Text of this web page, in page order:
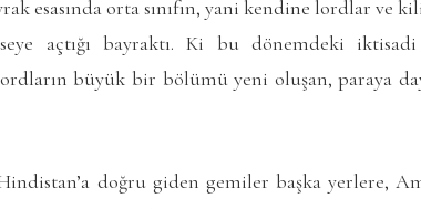
esasında orta sınıfın, yani kendine lordlar ve
açtığı bayraktı. Ki bu dönemdeki
büyük bir bölümü yeni oluşan, paraya
doğru giden gemiler başka yerlere,